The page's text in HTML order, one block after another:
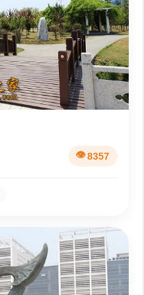
8357